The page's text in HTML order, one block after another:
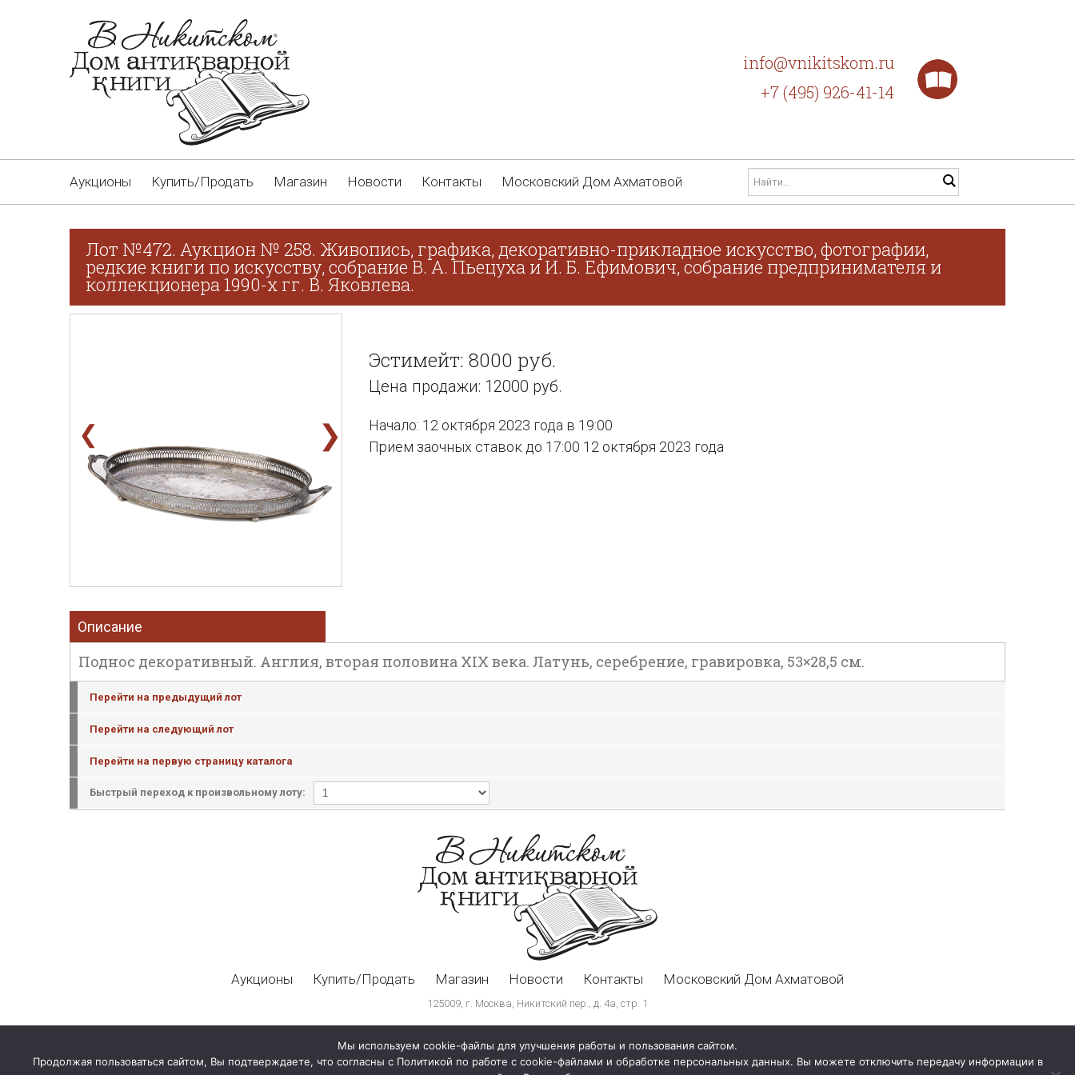
info@vnikitskom.ru
+7 (495) 926-41-14
Аукционы Купить/Продать Магазин Новости Контакты Московский Дом Ахматовой
Лот №472. Аукцион № 258. Живопись, графика, декоративно-прикладное искусство, фотографии,
редкие книги по искусству, собрание В. А. Пьецуха и И. Б. Ефимович, собрание предпринимателя и
коллекционера 1990-х гг. В. Яковлева.
❮ ❯
Эстимейт: 8000 руб.
Цена продажи: 12000 руб.
Начало: 12 октября 2023 года в 19:00
Прием заочных ставок до 17:00 12 октября 2023 года
Описание
Поднос декоративный. Англия, вторая половина XIX века. Латунь, серебрение, гравировка, 53×28,5 см.
Перейти на предыдущий лот
Перейти на следующий лот
Перейти на первую страницу каталога
Быстрый переход к произвольному лоту:
Аукционы Купить/Продать Магазин Новости Контакты Московский Дом Ахматовой
125009, г. Москва, Никитский пер., д. 4а, стр. 1
Мы используем cookie-файлы для улучшения работы и пользования сайтом.
Продолжая пользоваться сайтом, Вы подтверждаете, что согласны с Политикой по работе с cookie-файлами и обработке персональных данных. Вы можете отключить передачу информации в